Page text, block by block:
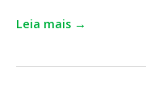
Leia mais →